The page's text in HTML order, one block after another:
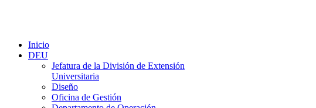
Inicio
DEU
Jefatura de la División de Extensión
Universitaria
Diseño
Oficina de Gestión